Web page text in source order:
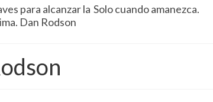
para alcanzar la
Dan Rodson
Solo cuando amanezca.